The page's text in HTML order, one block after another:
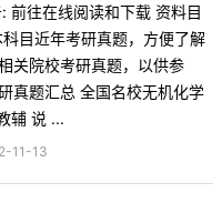
前往在线阅读和下载 资料目
目近年考研真题，方便了解
关院校考研真题，以供参
真题汇总 全国名校无机化学
辅 说 ...
11-13